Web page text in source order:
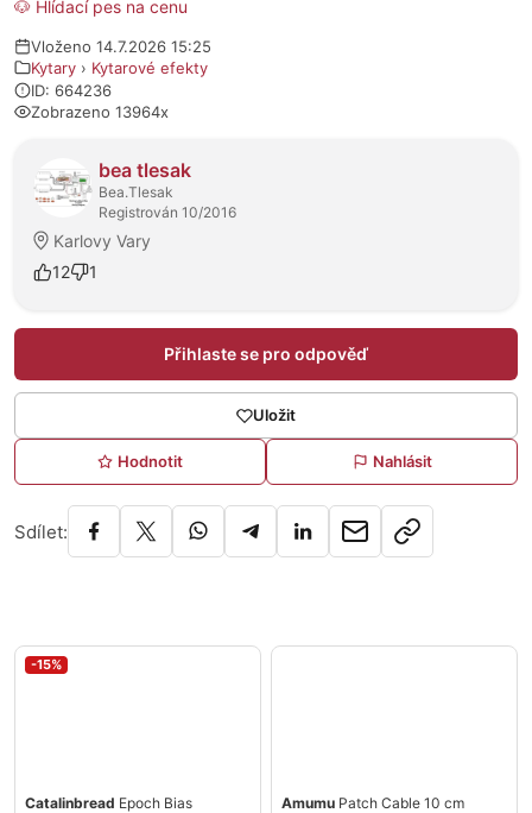
🐶 Hlídací pes na cenu
Vloženo 14.7.2026 15:25
Kytary › Kytarové efekty
ID: 664236
Zobrazeno 13964x
bea tlesak
Bea.Tlesak
Registrován 10/2016
Karlovy Vary
12
1
Přihlaste se pro odpověď
Uložit
Hodnotit Nahlásit
Sdílet:
-15%
Catalinbread Epoch Bias
Amumu Patch Cable 10 cm